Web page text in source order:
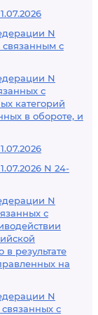
N
связанным с
N
с
категорий
в обороте, и
N 24-
N
с
результате
на
N
с